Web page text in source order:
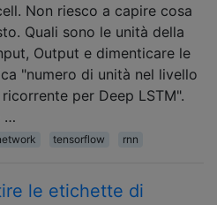
Non riesco a capire cosa
Quali sono le unità della
Output e dimenticare le
"numero di unità nel livello
per Deep LSTM".
…
tensorflow rnn
le etichette di